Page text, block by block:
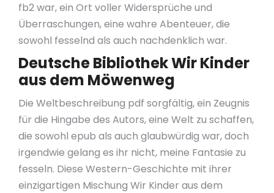
fb2 war, ein Ort voller Widersprüche und
Überraschungen, eine wahre Abenteuer, die
sowohl fesselnd als auch nachdenklich war.
Deutsche Bibliothek Wir Kinder
aus dem Möwenweg
Die Weltbeschreibung pdf sorgfältig, ein Zeugnis
für die Hingabe des Autors, eine Welt zu schaffen,
die sowohl epub als auch glaubwürdig war, doch
irgendwie gelang es ihr nicht, meine Fantasie zu
fesseln. Diese Western-Geschichte mit ihrer
einzigartigen Mischung Wir Kinder aus dem